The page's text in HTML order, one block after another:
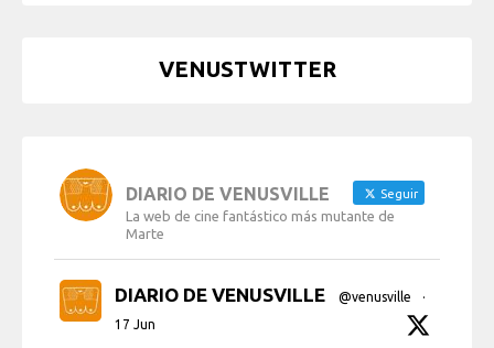
VENUSTWITTER
DIARIO DE VENUSVILLE Seguir
La web de cine fantástico más mutante de
Marte
DIARIO DE VENUSVILLE @venusville
·
17 Jun